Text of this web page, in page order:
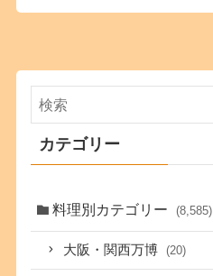
カテゴリー
料理別カテゴリー (8,585)
大阪・関西万博 (20)